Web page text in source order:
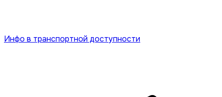
Инфо в транспортной доступности